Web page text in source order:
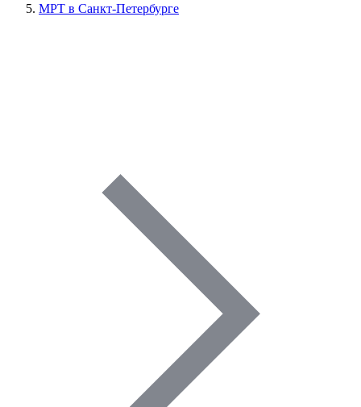
МРТ в Санкт-Петербурге